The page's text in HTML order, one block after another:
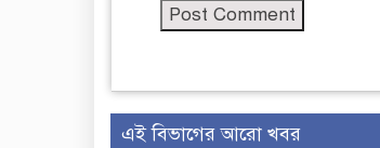
এই বিভাগের আরো খবর